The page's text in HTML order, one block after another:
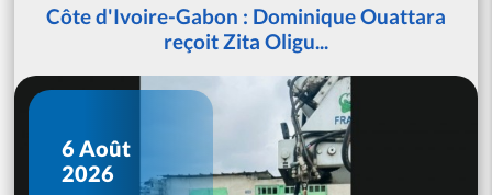
Côte d'Ivoire-Gabon : Dominique Ouattara
reçoit Zita Oligu...
6 Août
2026